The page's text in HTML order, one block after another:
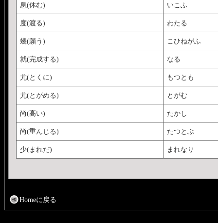
息(休む) いこふ
度(渡る) わたる
幾(願う) こひねがふ
就(完成する) なる
尤(とくに) もつとも
尤(とがめる) とがむ
尚(高い) たかし
尚(重んじる) たつとぶ
少(まれだ) まれなり
Homeに戻る